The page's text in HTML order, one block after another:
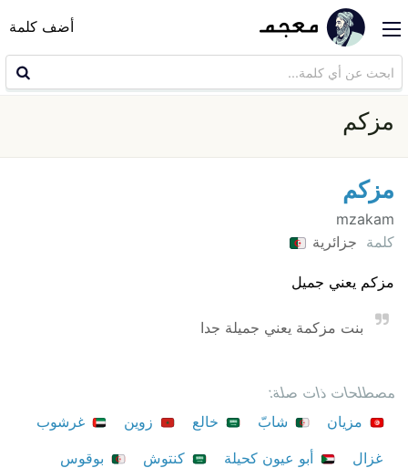
أضف كلمة
مزكم
مزكم
mzakam
كلمة جزائرية
مزكم يعني جميل
بنت مزكمة يعني جميلة جدا
مصطلحات ذات صلة:
مزيان
شابّ خالع زوين
غرشوب
غزال
أبو عيون كحيلة كنتوش
بوقوس